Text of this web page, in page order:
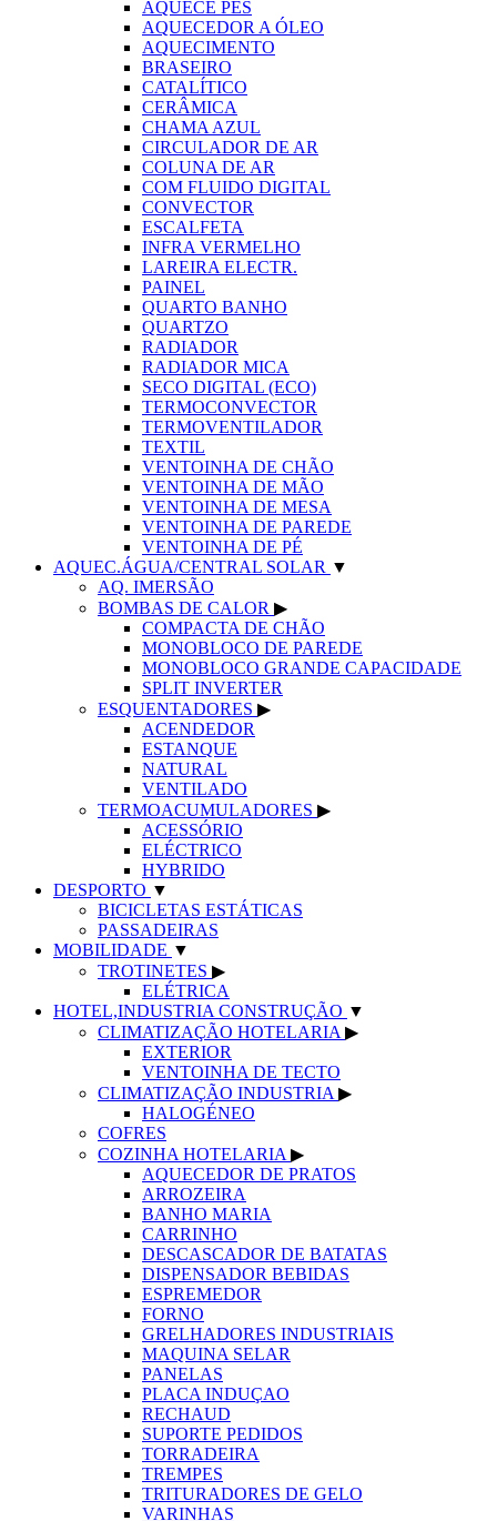
AQUECE PÉS
AQUECEDOR A ÓLEO
AQUECIMENTO
BRASEIRO
CATALÍTICO
CERÂMICA
CHAMA AZUL
CIRCULADOR DE AR
COLUNA DE AR
COM FLUIDO DIGITAL
CONVECTOR
ESCALFETA
INFRA VERMELHO
LAREIRA ELECTR.
PAINEL
QUARTO BANHO
QUARTZO
RADIADOR
RADIADOR MICA
SECO DIGITAL (ECO)
TERMOCONVECTOR
TERMOVENTILADOR
TEXTIL
VENTOINHA DE CHÃO
VENTOINHA DE MÃO
VENTOINHA DE MESA
VENTOINHA DE PAREDE
VENTOINHA DE PÉ
AQUEC.ÁGUA/CENTRAL SOLAR ▼
AQ. IMERSÃO
BOMBAS DE CALOR ▶
COMPACTA DE CHÃO
MONOBLOCO DE PAREDE
MONOBLOCO GRANDE CAPACIDADE
SPLIT INVERTER
ESQUENTADORES ▶
ACENDEDOR
ESTANQUE
NATURAL
VENTILADO
TERMOACUMULADORES ▶
ACESSÓRIO
ELÉCTRICO
HYBRIDO
DESPORTO ▼
BICICLETAS ESTÁTICAS
PASSADEIRAS
MOBILIDADE ▼
TROTINETES ▶
ELÉTRICA
HOTEL,INDUSTRIA CONSTRUÇÃO ▼
CLIMATIZAÇÃO HOTELARIA ▶
EXTERIOR
VENTOINHA DE TECTO
CLIMATIZAÇÃO INDUSTRIA ▶
HALOGÉNEO
COFRES
COZINHA HOTELARIA ▶
AQUECEDOR DE PRATOS
ARROZEIRA
BANHO MARIA
CARRINHO
DESCASCADOR DE BATATAS
DISPENSADOR BEBIDAS
ESPREMEDOR
FORNO
GRELHADORES INDUSTRIAIS
MAQUINA SELAR
PANELAS
PLACA INDUÇAO
RECHAUD
SUPORTE PEDIDOS
TORRADEIRA
TREMPES
TRITURADORES DE GELO
VARINHAS